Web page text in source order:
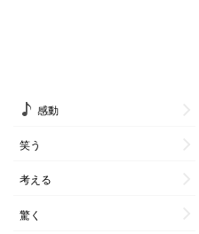
感動
笑う
考える
驚く